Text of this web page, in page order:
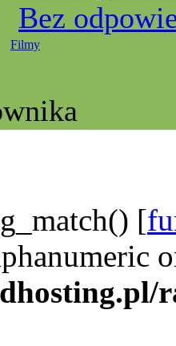
Bez
Filmy
[